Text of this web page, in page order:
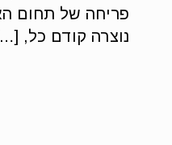
פריחה של תחום
נוצרה קודם כל,